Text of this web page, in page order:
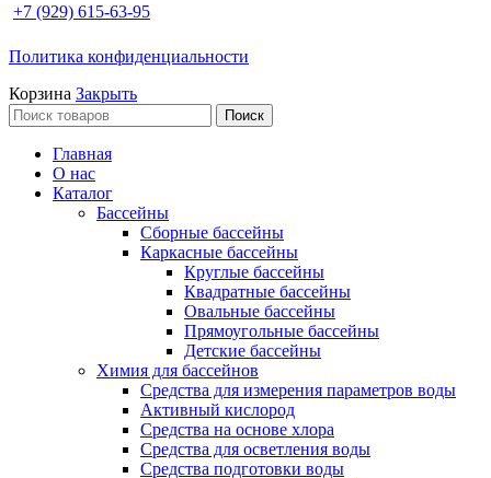
+7 (929) 615-63-95
Политика конфиденциальности
Корзина Закрыть
Поиск
Главная
О нас
Каталог
Бассейны
Сборные бассейны
Каркасные бассейны
Круглые бассейны
Квадратные бассейны
Овальные бассейны
Прямоугольные бассейны
Детские бассейны
Химия для бассейнов
Средства для измерения параметров воды
Активный кислород
Средства на основе хлора
Средства для осветления воды
Средства подготовки воды